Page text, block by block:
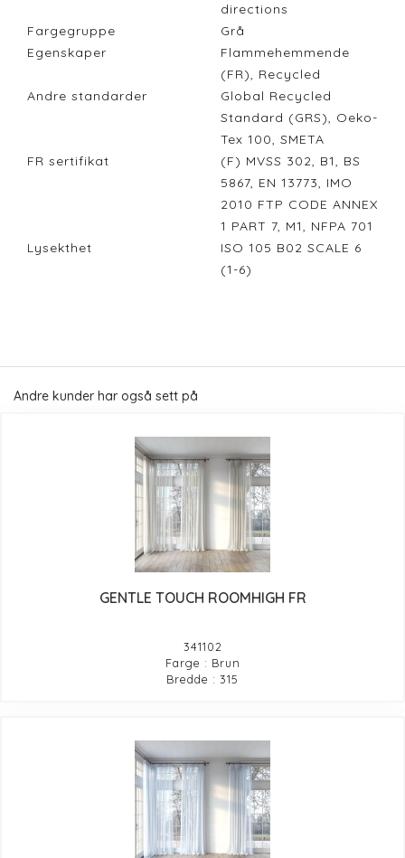
directions
Fargegruppe
Grå
Egenskaper
Flammehemmende
(FR), Recycled
Andre standarder
Global Recycled
Standard (GRS), Oeko-
Tex 100, SMETA
FR sertifikat
(F) MVSS 302, B1, BS
5867, EN 13773, IMO
2010 FTP CODE ANNEX
1 PART 7, M1, NFPA 701
Lysekthet
ISO 105 B02 SCALE 6
(1-6)
Andre kunder har også sett på
GENTLE TOUCH ROOMHIGH FR
341102
Farge : Brun
Bredde : 315